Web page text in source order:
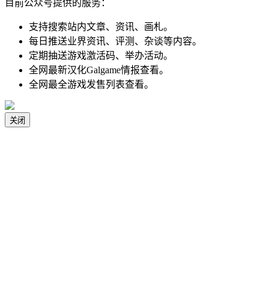
目前公众号提供的服务：
支持搜索站内文章、资讯、画札。
每日推送业界资讯、评测、杂谈等内容。
定期抽送游戏激活码、举办活动。
全网最新汉化Galgame情报查看。
全网最全游戏发售列表查看。
关闭